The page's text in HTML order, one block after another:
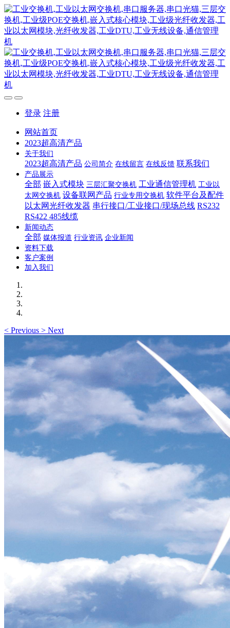
登录 注册
网站首页
2023超高清产品
关于我们
2023超高清产品 公司简介 在线留言 在线反馈 联系我们
产品展示
全部 嵌入式模块 三层汇聚交换机 工业通信管理机 工业以
太网交换机 设备联网产品 行业专用交换机 软件平台及配件
以太网光纤收发器 串行接口/工业接口/现场总线 RS232
RS422 485线缆
新闻动态
全部 媒体报道 行业资讯 企业新闻
资料下载
客户案例
加入我们
< Previous > Next